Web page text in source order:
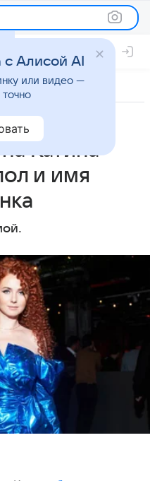
Катина
и имя
с Алисой AI
или видео —